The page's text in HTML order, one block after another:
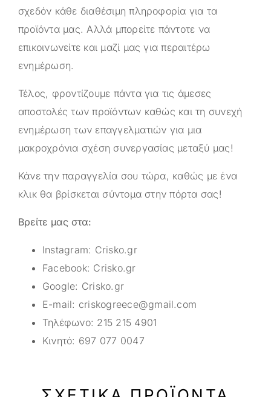
σχεδόν κάθε διαθέσιμη πληροφορία για τα
προϊόντα μας. Αλλά μπορείτε πάντοτε να
επικοινωνείτε και μαζί μας για περαιτέρω
ενημέρωση.
Τέλος, φροντίζουμε πάντα για τις άμεσες
αποστολές των προϊόντων καθώς και τη συνεχή
ενημέρωση των επαγγελματιών για μια
μακροχρόνια σχέση συνεργασίας μεταξύ μας!
Κάνε την παραγγελία σου τώρα, καθώς με ένα
κλικ θα βρίσκεται σύντομα στην πόρτα σας!
Βρείτε μας στα:
Instagram: Crisko.gr
Facebook: Crisko.gr
Google: Crisko.gr
E-mail: criskogreece@gmail.com
Τηλέφωνο: 215 215 4901
Κινητό: 697 077 0047